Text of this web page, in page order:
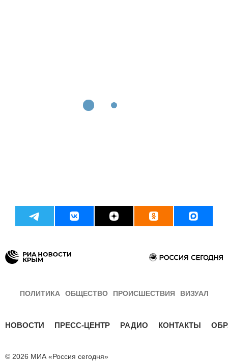
ПОЛИТИКА ОБЩЕСТВО ПРОИСШЕСТВИЯ ВИЗУАЛ
НОВОСТИ ПРЕСС-ЦЕНТР РАДИО КОНТАКТЫ
© 2026 МИА «Россия сегодня»